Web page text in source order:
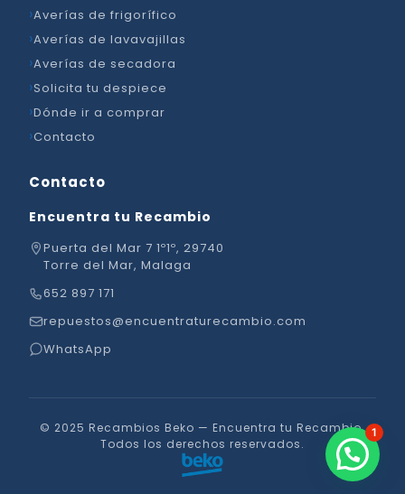
Averías de frigorífico
Averías de lavavajillas
Averías de secadora
Solicita tu despiece
Dónde ir a comprar
Contacto
Contacto
Encuentra tu Recambio
Puerta del Mar 7 1º1º, 29740
Torre del Mar, Malaga
652 897 171
repuestos@encuentraturecambio.com
WhatsApp
© 2025 Recambios Beko — Encuentra tu Recambio.
Todos los derechos reservados.
1